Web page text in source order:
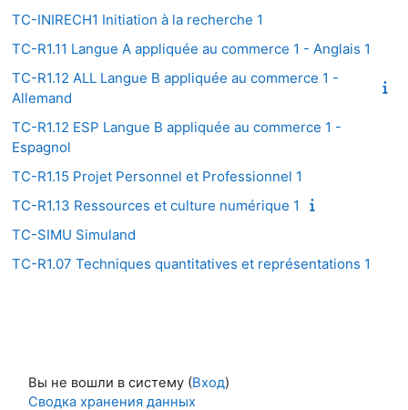
TC-INIRECH1 Initiation à la recherche 1
TC-R1.11 Langue A appliquée au commerce 1 - Anglais 1
TC-R1.12 ALL Langue B appliquée au commerce 1 -
Allemand
TC-R1.12 ESP Langue B appliquée au commerce 1 -
Espagnol
TC-R1.15 Projet Personnel et Professionnel 1
TC-R1.13 Ressources et culture numérique 1
TC-SIMU Simuland
TC-R1.07 Techniques quantitatives et représentations 1
Вы не вошли в систему (Вход)
Сводка хранения данных